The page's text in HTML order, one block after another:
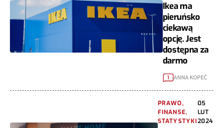
Ikea ma
pieruńsko
ciekawą
opcję. Jest
dostępna za
darmo
1 ANNA KOPEĆ
PRAWO,
FINANSE,
STATYSTYKI
05
LUT
2024